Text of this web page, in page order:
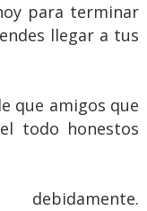
para terminar
llegar a tus
que amigos que
todo honestos